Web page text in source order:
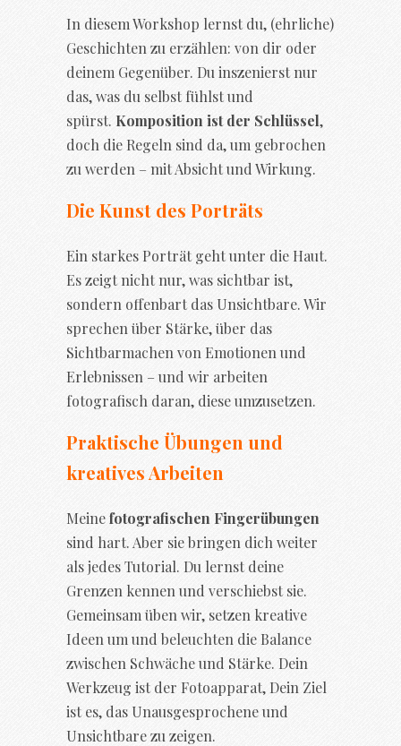
In diesem Workshop lernst du, (ehrliche)
Geschichten zu erzählen: von dir oder
deinem Gegenüber. Du inszenierst nur
das, was du selbst fühlst und
spürst. Komposition ist der Schlüssel,
doch die Regeln sind da, um gebrochen
zu werden – mit Absicht und Wirkung.
Die Kunst des Porträts
Ein starkes Porträt geht unter die Haut.
Es zeigt nicht nur, was sichtbar ist,
sondern offenbart das Unsichtbare. Wir
sprechen über Stärke, über das
Sichtbarmachen von Emotionen und
Erlebnissen – und wir arbeiten
fotografisch daran, diese umzusetzen.
Praktische Übungen und
kreatives Arbeiten
Meinefotografischen Fingerübungen
sind hart. Aber sie bringen dich weiter
als jedes Tutorial. Du lernst deine
Grenzen kennen und verschiebst sie.
Gemeinsam üben wir, setzen kreative
Ideen um und beleuchten die Balance
zwischen Schwäche und Stärke. Dein
Werkzeug ist der Fotoapparat, Dein Ziel
ist es, das Unausgesprochene und
Unsichtbare zu zeigen.